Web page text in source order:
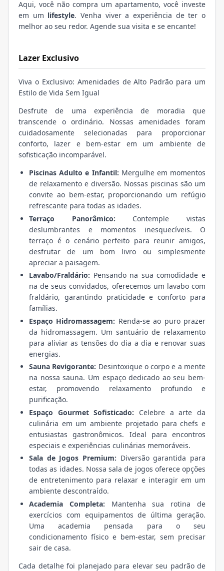
Aqui, você não compra um apartamento, você investe
em um lifestyle. Venha viver a experiência de ter o
melhor ao seu redor. Agende sua visita e se encante!
Lazer Exclusivo
Viva o Exclusivo: Amenidades de Alto Padrão para um
Estilo de Vida Sem Igual
Desfrute de uma experiência de moradia que
transcende o ordinário. Nossas amenidades foram
cuidadosamente selecionadas para proporcionar
conforto, lazer e bem-estar em um ambiente de
sofisticação incomparável.
Piscinas Adulto e Infantil: Mergulhe em momentos
de relaxamento e diversão. Nossas piscinas são um
convite ao bem-estar, proporcionando um refúgio
refrescante para todas as idades.
Terraço Panorâmico: Contemple vistas
deslumbrantes e momentos inesquecíveis. O
terraço é o cenário perfeito para reunir amigos,
desfrutar de um bom livro ou simplesmente
apreciar a paisagem.
Lavabo/Fraldário: Pensando na sua comodidade e
na de seus convidados, oferecemos um lavabo com
fraldário, garantindo praticidade e conforto para
famílias.
Espaço Hidromassagem: Renda-se ao puro prazer
da hidromassagem. Um santuário de relaxamento
para aliviar as tensões do dia a dia e renovar suas
energias.
Sauna Revigorante: Desintoxique o corpo e a mente
na nossa sauna. Um espaço dedicado ao seu bem-
estar, promovendo relaxamento profundo e
purificação.
Espaço Gourmet Sofisticado: Celebre a arte da
culinária em um ambiente projetado para chefs e
entusiastas gastronômicos. Ideal para encontros
especiais e experiências culinárias memoráveis.
Sala de Jogos Premium: Diversão garantida para
todas as idades. Nossa sala de jogos oferece opções
de entretenimento para relaxar e interagir em um
ambiente descontraído.
Academia Completa: Mantenha sua rotina de
exercícios com equipamentos de última geração.
Uma academia pensada para o seu
condicionamento físico e bem-estar, sem precisar
sair de casa.
Cada detalhe foi planejado para elevar seu padrão de